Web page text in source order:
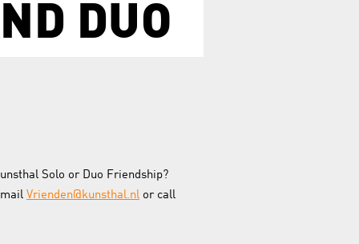
DUO
Solo or Duo Friendship?
Vrienden@kunsthal.nl or call